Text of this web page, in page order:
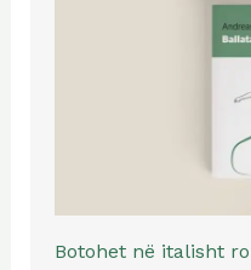
Botohet në italisht